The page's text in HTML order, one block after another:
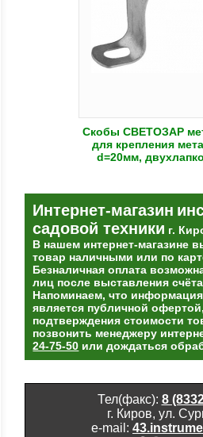
Скобы СВЕТОЗАР
для крепления
d=20мм,
Интернет-магазин
садовой техники г.
В нашем интернет-магазине
товар наличными или по
Безналичная оплата
лиц после выставления
Напоминаем, что информация
является публичной
подтверждения стоимости
позвонить менеджеру
24-75-50 или дождаться
Тел(факс): 8
г. Киров, ул.
e-mail: